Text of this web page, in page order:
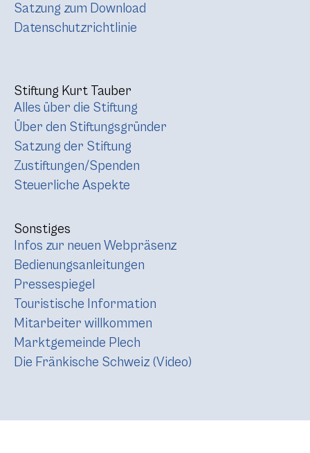
Satzung zum Download
Datenschutzrichtlinie
Stiftung Kurt Tauber
Alles über die Stiftung
Über den Stiftungsgründer
Satzung der Stiftung
Zustiftungen/Spenden
Steuerliche Aspekte
Sonstiges
Infos zur neuen Webpräsenz
Bedienungsanleitungen
Pressespiegel
Touristische Information
Mitarbeiter willkommen
Marktgemeinde Plech
Die Fränkische Schweiz (Video)